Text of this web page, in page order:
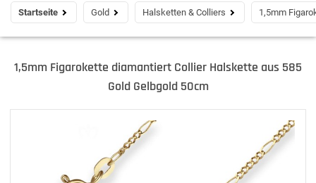
Startseite Gold Halsketten & Colliers 1,5mm
1,5mm Figarokette diamantiert Collier Halskette aus 585
Gold Gelbgold 50cm